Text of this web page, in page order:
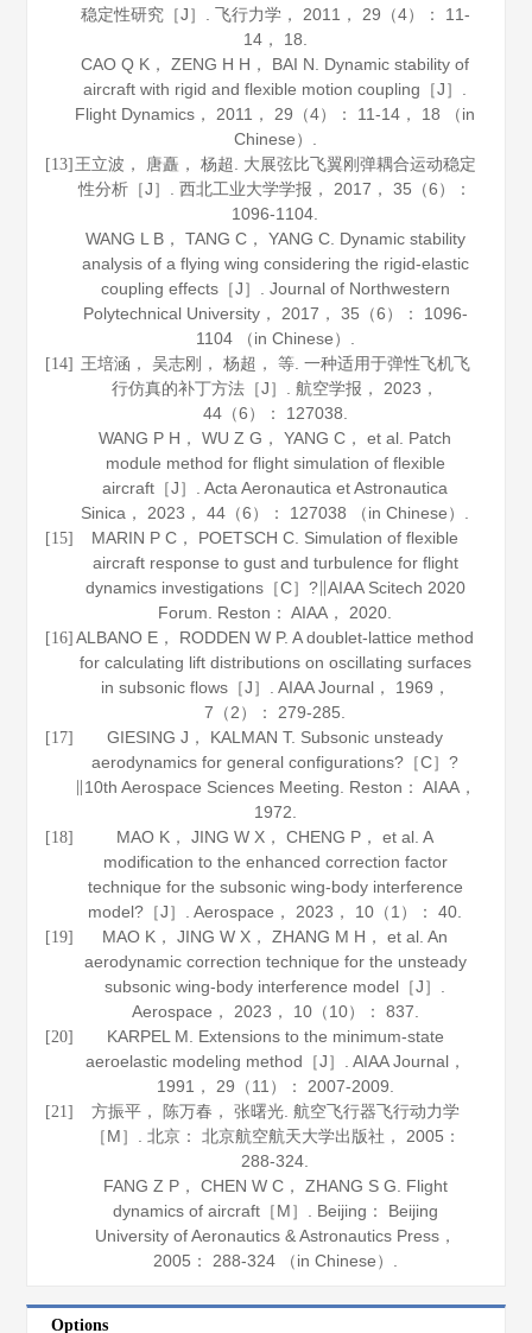
稳定性研究［J］. 飞行力学， 2011 ， 29 （4）： 11-
14， 18.
CAO Q K， ZENG H H， BAI N. Dynamic stability of
aircraft with rigid and flexible motion coupling［J］.
Flight Dynamics ， 2011 ， 29 （4）： 11-14， 18 （in
Chinese）.
[13] 王立波， 唐矗， 杨超. 大展弦比飞翼刚弹耦合运动稳定
性分析［J］.西北工业大学学报 ， 2017 ，35 （6）：
1096-1104.
WANG L B， TANG C， YANG C. Dynamic stability
analysis of a flying wing considering the rigid-elastic
coupling effects［J］. Journal of Northwestern
Polytechnical University， 2017 ， 35 （6）： 1096-
1104 （in Chinese）.
[14] 王培涵， 吴志刚， 杨超， 等. 一种适用于弹性飞机飞
行仿真的补丁方法［J］.航空学报 ， 2023 ，
44（6）： 127038.
WANG P H， WU Z G， YANG C， et al. Patch
module method for flight simulation of flexible
aircraft［J］.Acta Aeronautica et Astronautica
Sinica ， 2023 ，44 （6）： 127038 （in Chinese）.
[15]
MARIN P C， POETSCH C. Simulation of flexible
aircraft response to gust and turbulence for flight
dynamics investigations［C］?∥AIAA Scitech 2020
Forum. Reston： AIAA， 2020
[16] ALBANO E， RODDEN W P. A doublet-lattice method
for calculating lift distributions on oscillating surfaces
in subsonic flows［J］. AIAA Journal， 1969 ，
7 （2）： 279-285.
[17]
GIESING J， KALMAN T. Subsonic unsteady
aerodynamics for general configurations?［C］?
∥10th Aerospace Sciences Meeting. Reston： AIAA，
1972
[18]
MAO K， JING W X， CHENG P， et al. A
modification to the enhanced correction factor
technique for the subsonic wing-body interference
model?［J］.Aerospace ， 2023 ， 10 （1）： 40.
[19]
MAO K， JING W X， ZHANG M H， et al. An
aerodynamic correction technique for the unsteady
subsonic wing-body interference model［J］.
Aerospace ， 2023 ， 10（10）： 837.
[20]
KARPEL M. Extensions to the minimum-state
aeroelastic modeling method［J］. AIAA Journal，
1991 ， 29 （11）： 2007-2009.
[21] 方振平， 陈万春， 张曙光. 航空飞行器飞行动力学
［M］. 北京： 北京航空航天大学出版社， 2005 ：
288-324.
FANG Z P， CHEN W C， ZHANG S G. Flight
dynamics of aircraft［M］. Beijing： Beijing
University of Aeronautics & Astronautics Press，
2005 ： 288-324 （in Chinese）.
Options